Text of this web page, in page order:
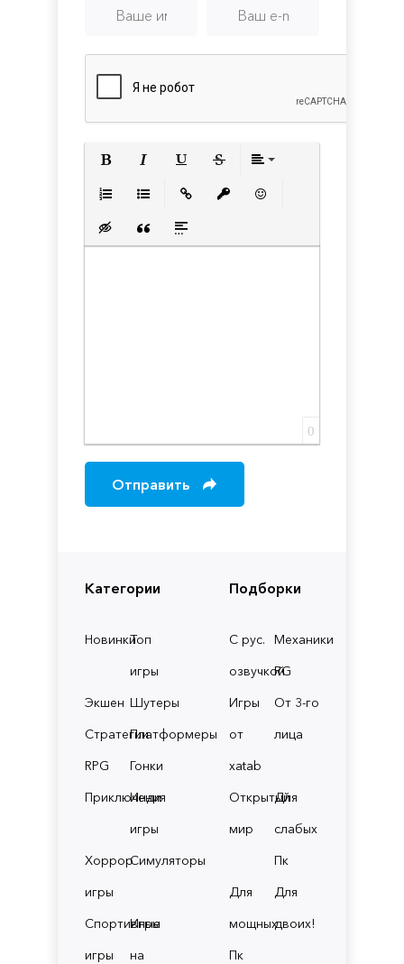
Категории
НовинкиТоп
игры
Экшен Шутеры
СтратегииПлатформеры
RPG
Гонки
Приключения
Инди
игры
Хоррор
игры
Симуляторы
Спортивные
игры
Игры
на
Подборки
С рус.
озвучкой
Механики
RG
Игры
от
xatab
От 3-го
лица
Открытый
мир
Для
слабых
Пк
Для
мощных
Пк
Для
двоих!
Вставка скрытого текста
Вставка цитаты
Вставка спойлера
0
Отправить